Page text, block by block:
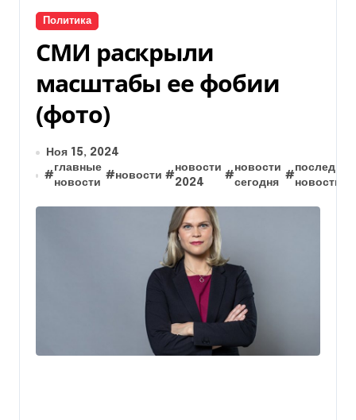
Политика
СМИ раскрыли
масштабы ее фобии
(фото)
Ноя 15, 2024
#
главные
новости
#новости #
новости
2024
#
новости
сегодня
#
последние
новости